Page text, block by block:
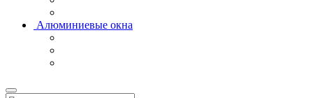
Алюминиевые окна